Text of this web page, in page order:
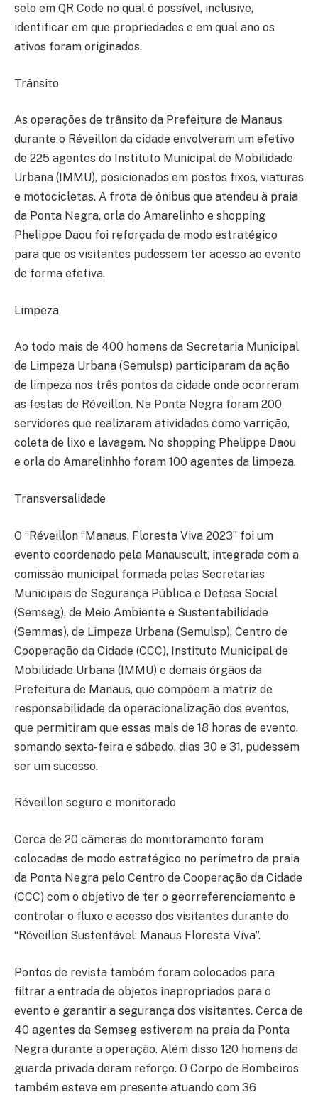
selo em QR Code no qual é possível, inclusive,
identificar em que propriedades e em qual ano os
ativos foram originados.
Trânsito
As operações de trânsito da Prefeitura de Manaus
durante o Réveillon da cidade envolveram um efetivo
de 225 agentes do Instituto Municipal de Mobilidade
Urbana (IMMU), posicionados em postos fixos, viaturas
e motocicletas. A frota de ônibus que atendeu à praia
da Ponta Negra, orla do Amarelinho e shopping
Phelippe Daou foi reforçada de modo estratégico
para que os visitantes pudessem ter acesso ao evento
de forma efetiva.
Limpeza
Ao todo mais de 400 homens da Secretaria Municipal
de Limpeza Urbana (Semulsp) participaram da ação
de limpeza nos três pontos da cidade onde ocorreram
as festas de Réveillon. Na Ponta Negra foram 200
servidores que realizaram atividades como varrição,
coleta de lixo e lavagem. No shopping Phelippe Daou
e orla do Amarelinhho foram 100 agentes da limpeza.
Transversalidade
O “Réveillon “Manaus, Floresta Viva 2023” foi um
evento coordenado pela Manauscult, integrada com a
comissão municipal formada pelas Secretarias
Municipais de Segurança Pública e Defesa Social
(Semseg), de Meio Ambiente e Sustentabilidade
(Semmas), de Limpeza Urbana (Semulsp), Centro de
Cooperação da Cidade (CCC), Instituto Municipal de
Mobilidade Urbana (IMMU) e demais órgãos da
Prefeitura de Manaus, que compõem a matriz de
responsabilidade da operacionalização dos eventos,
que permitiram que essas mais de 18 horas de evento,
somando sexta-feira e sábado, dias 30 e 31, pudessem
ser um sucesso.
Réveillon seguro e monitorado
Cerca de 20 câmeras de monitoramento foram
colocadas de modo estratégico no perímetro da praia
da Ponta Negra pelo Centro de Cooperação da Cidade
(CCC) com o objetivo de ter o georreferenciamento e
controlar o fluxo e acesso dos visitantes durante do
“Réveillon Sustentável: Manaus Floresta Viva”.
Pontos de revista também foram colocados para
filtrar a entrada de objetos inapropriados para o
evento e garantir a segurança dos visitantes. Cerca de
40 agentes da Semseg estiveram na praia da Ponta
Negra durante a operação. Além disso 120 homens da
guarda privada deram reforço. O Corpo de Bombeiros
também esteve em presente atuando com 36